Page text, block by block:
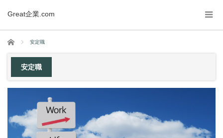
Great企業.com
ホーム 安定職
安定職